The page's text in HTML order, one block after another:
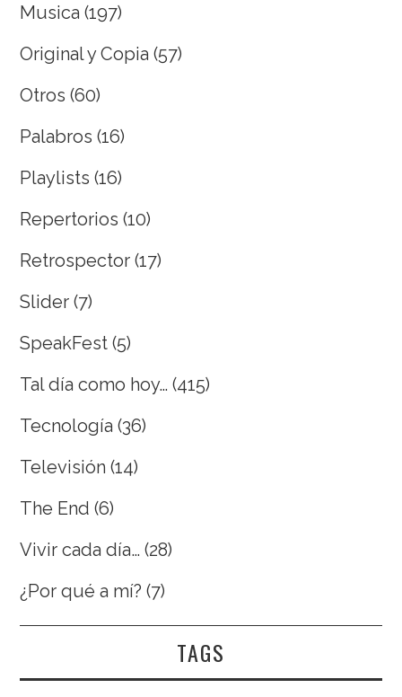
Musica (197)
Original y Copia (57)
Otros (60)
Palabros (16)
Playlists (16)
Repertorios (10)
Retrospector (17)
Slider (7)
SpeakFest (5)
Tal día como hoy… (415)
Tecnología (36)
Televisión (14)
The End (6)
Vivir cada día… (28)
¿Por qué a mí? (7)
TAGS